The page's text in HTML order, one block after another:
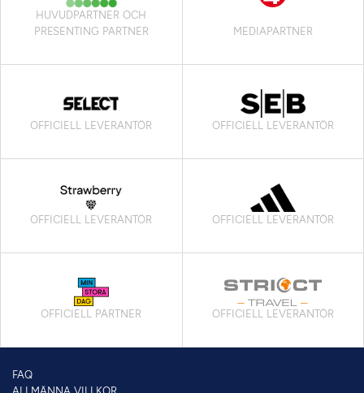
HUVUDPARTNER OCH
PRESENTING PARTNER
MEDIAPARTNER
OFFICIELL LEVERANTÖR OFFICIELL LEVERANTÖR
OFFICIELL LEVERANTÖR OFFICIELL LEVERANTÖR
OFFICIELL PARTNER OFFICIELL LEVERANTÖR
FAQ